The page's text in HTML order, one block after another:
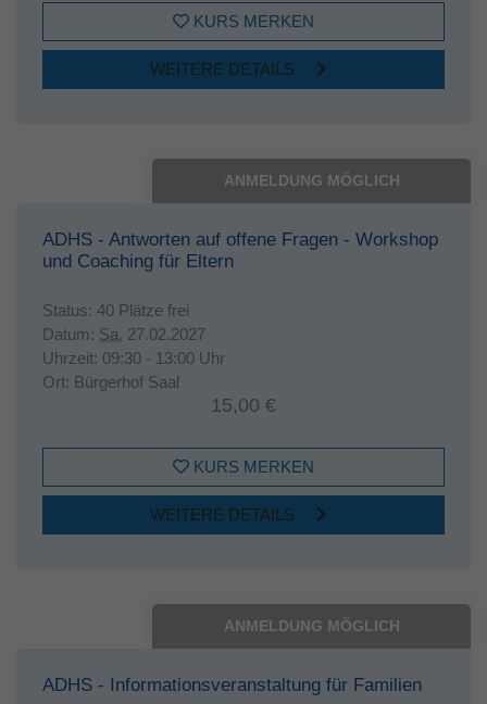
KURS MERKEN
WEITERE DETAILS
ANMELDUNG MÖGLICH
ADHS - Antworten auf offene Fragen - Workshop
und Coaching für Eltern
Status: 40 Plätze frei
Datum: Sa. 27.02.2027
Uhrzeit: 09:30 - 13:00 Uhr
Ort: Bürgerhof Saal
15,00 €
KURS MERKEN
WEITERE DETAILS
ANMELDUNG MÖGLICH
ADHS - Informationsveranstaltung für Familien